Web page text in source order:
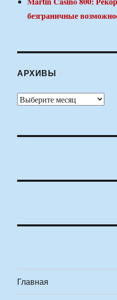
безграничные
АРХИВЫ
Архивы
Главная